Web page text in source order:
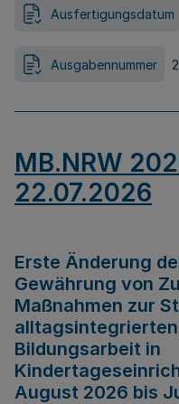
Ausfertigungsdatum
Ausgabennummer
MB.NRW
22.07.2026
Erste Änderung
Gewährung von
Maßnahmen zur
Bildungsarbeit in
August 2026 bis